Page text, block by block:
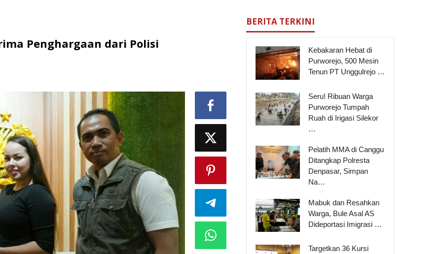
Penghargaan dari Polisi
BERITA TERKINI
Kebakaran Hebat di
Purworejo, 500 Mesin
Tenun PT Unggulrejo …
Seru! Ribuan Warga
Purworejo Tumpah
Ruah di Irigasi Silekor
…
Pelatih MMA di Canggu
Ditangkap Polresta
Denpasar, Simpan
Na…
Mabuk dan Resahkan
Warga, Bule Asal AS
Dideportasi Imigrasi …
Targetkan 36 Kursi